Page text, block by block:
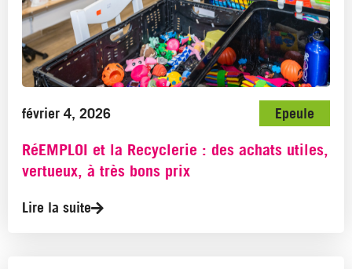
février 4, 2026 Epeule
RéEMPLOI et la Recyclerie : des achats utiles,
vertueux, à très bons prix
Lire la suite